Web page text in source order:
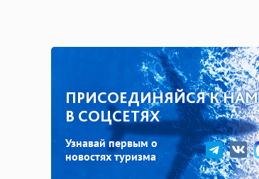
ПРИСОЕДИНЯЙСЯ К НАМ
В СОЦСЕТЯХ
Узнавай первым о
новостях туризма